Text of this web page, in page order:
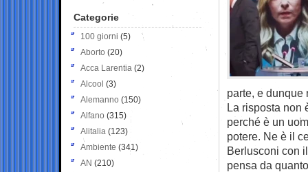
parte, e dunque
La risposta non
perché è un
potere. Ne è il
Berlusconi con
pensa da
Categorie
100 giorni (5)
Aborto (20)
Acca Larentia (2)
Alcool (3)
Alemanno (150)
Alfano (315)
Alitalia (123)
Ambiente (341)
AN (210)